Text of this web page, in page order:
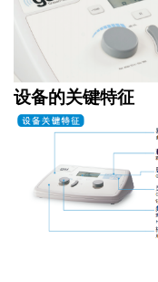
设备的关键特征